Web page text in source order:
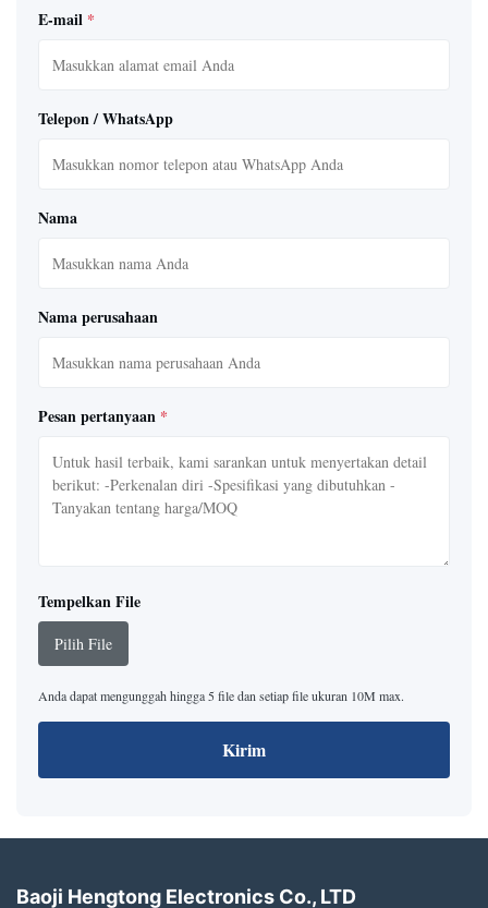
E-mail *
Telepon / WhatsApp
Nama
Nama perusahaan
Pesan pertanyaan *
Tempelkan File
Pilih File
Anda dapat mengunggah hingga 5 file dan setiap file ukuran 10M max.
Kirim
Baoji Hengtong Electronics Co., LTD